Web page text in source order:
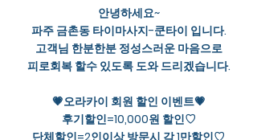
안녕하세요~
파주 금촌동 타이마사지-쿤타이 입니다.
고객님 한분한분 정성스러운 마음으로
피로회복 할수 있도록 도와 드리겠습니다.
💗오라카이 회원 할인 이벤트💗
후기할인=10,000원 할인♡
단체할인=2인이상 방문시 각 1만할인♡